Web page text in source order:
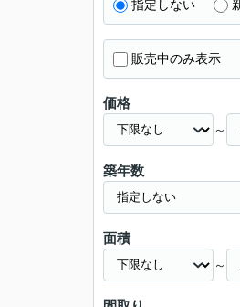
指定しない
販売中のみ表示
価格
～
築年数
面積
～